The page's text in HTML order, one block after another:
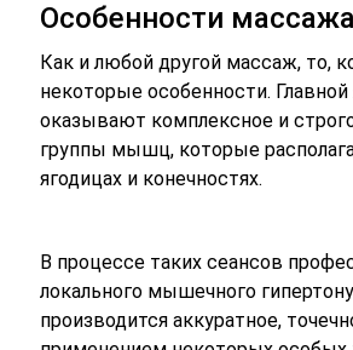
Особенности
Как и любой другой массаж, то,
некоторые особенности.
оказывают комплексное и
группы мышц, которые
ягодицах и конечностях.
В процессе таких сеансов
локального мышечного
производится аккуратное,